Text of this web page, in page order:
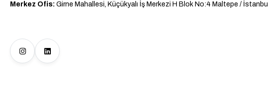
Merkez Ofis: Girne Mahallesi, Küçükyalı İş Merkezi H Blok No:4 Maltepe / İstanbul